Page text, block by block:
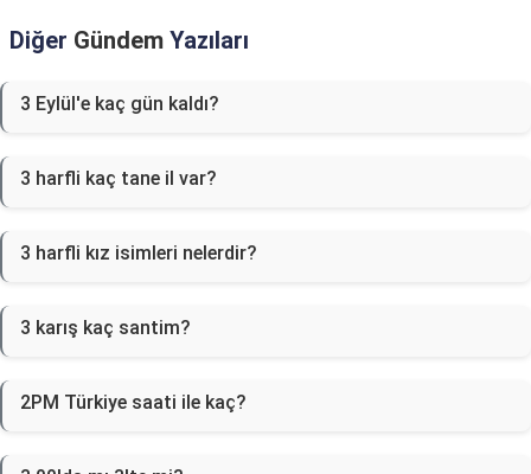
Diğer Gündem Yazıları
3 Eylül'e kaç gün kaldı?
3 harfli kaç tane il var?
3 harfli kız isimleri nelerdir?
3 karış kaç santim?
2PM Türkiye saati ile kaç?